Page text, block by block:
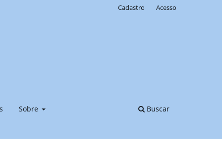
Sobre Buscar
Cadastro Acesso